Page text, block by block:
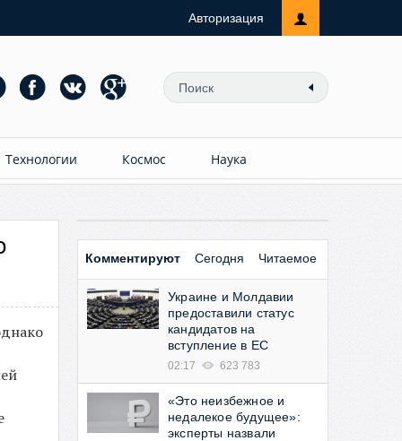
Авторизация
Технологии Космос Наука
Комментируют Сегодня Читаемое
Украине и Молдавии
предоставили статус
кандидатов на
вступление в ЕС
02:17 623 783
«Это неизбежное и
недалекое будущее»:
эксперты назвали